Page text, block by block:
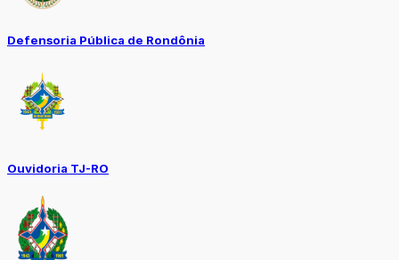
Defensoria Pública de Rondônia
Ouvidoria TJ-RO